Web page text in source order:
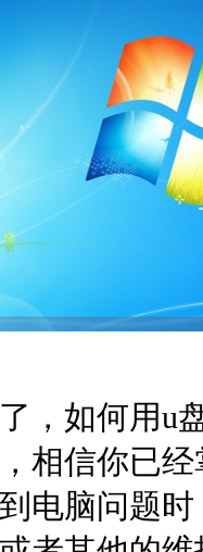
，如何用u
相信你已
电脑问题